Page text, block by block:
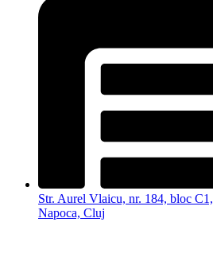
Str. Aurel Vlaicu, nr. 184, bloc
Napoca, Cluj